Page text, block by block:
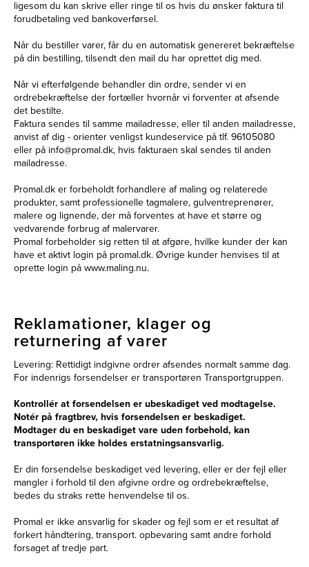
ligesom du kan skrive eller ringe til os hvis du ønsker faktura til
forudbetaling ved bankoverførsel.
Når du bestiller varer, får du en automatisk genereret bekræftelse
på din bestilling, tilsendt den mail du har oprettet dig med.
Når vi efterfølgende behandler din ordre, sender vi en
ordrebekræftelse der fortæller hvornår vi forventer at afsende
det bestilte.
Faktura sendes til samme mailadresse, eller til anden mailadresse,
anvist af dig - orienter venligst kundeservice på tlf. 96105080
eller på info@promal.dk, hvis fakturaen skal sendes til anden
mailadresse.
Promal.dk er forbeholdt forhandlere af maling og relaterede
produkter, samt professionelle tagmalere, gulventreprenører,
malere og lignende, der må forventes at have et større og
vedvarende forbrug af malervarer.
Promal forbeholder sig retten til at afgøre, hvilke kunder der kan
have et aktivt login på promal.dk. Øvrige kunder henvises til at
oprette login på www.maling.nu.
Reklamationer, klager og
returnering af varer
Levering: Rettidigt indgivne ordrer afsendes normalt samme dag.
For indenrigs forsendelser er transportøren Transportgruppen.
Kontrollér at forsendelsen er ubeskadiget ved modtagelse.
Notér på fragtbrev, hvis forsendelsen er beskadiget.
Modtager du en beskadiget vare uden forbehold, kan
transportøren ikke holdes erstatningsansvarlig.
Er din forsendelse beskadiget ved levering, eller er der fejl eller
mangler i forhold til den afgivne ordre og ordrebekræftelse,
bedes du straks rette henvendelse til os.
Promal er ikke ansvarlig for skader og fejl som er et resultat af
forkert håndtering, transport. opbevaring samt andre forhold
forsaget af tredje part.